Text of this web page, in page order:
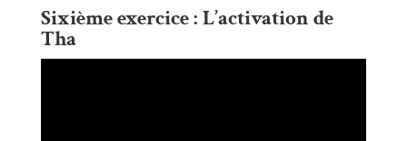
Sixième exercice : L’activation de
Tha